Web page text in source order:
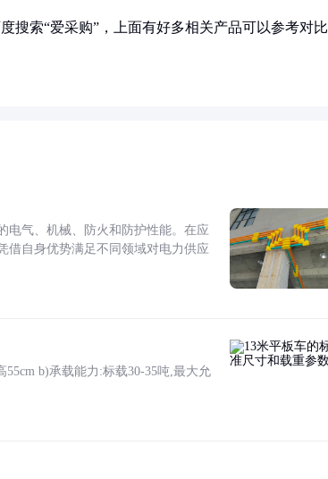
搜索“爱采购”，上面有好多相关产品可以参考对比
电气、机械、防火和防护性能。在应
借自身优势满足不同领域对电力供应
b)承载能力:标载30-35吨,最大允